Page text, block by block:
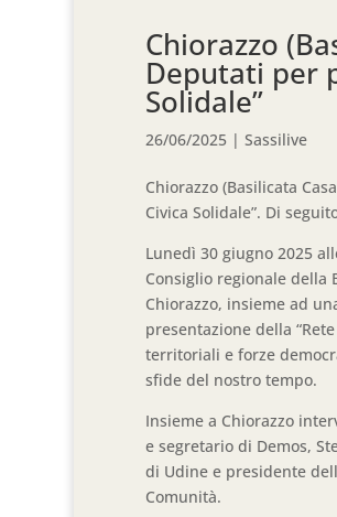
Chiorazzo
Deputati per
Solidale”
26/06/2025 |Sassilive
Chiorazzo (Basilicata
Civica Solidale”. Di
​Lunedì 30 giugno 2025
Consiglio regionale della
Chiorazzo, insieme ad
presentazione della
territoriali e forze
sfide del nostro tempo.
​Insieme a Chiorazzo
e segretario di Demos,
di Udine e presidente
Comunità.